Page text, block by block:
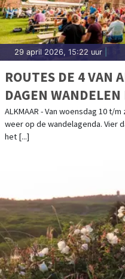
29 april 2026, 15:22 uur
ROUTES DE 4 VAN
DAGEN
NOORD-HOLLAND
ALKMAAR - Van woensdag 10 t/
weer op de wandelagenda. Vier
het [...]